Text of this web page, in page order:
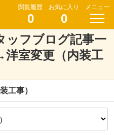
閲覧履歴
0
お気に入り
0
メニュー
ッフブログ記事一
室変更（内装工
工事）